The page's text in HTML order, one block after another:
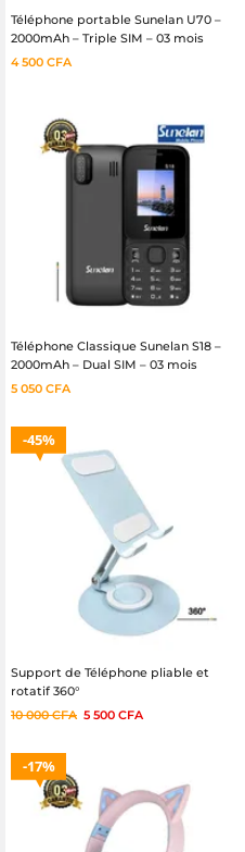
Téléphone portable Sunelan U70 –
2000mAh – Triple SIM – 03 mois
4 500 CFA
Téléphone Classique Sunelan S18 –
2000mAh – Dual SIM – 03 mois
5 050 CFA
45%
Support de Téléphone pliable et
rotatif 360°
10 000CFA 5 500 CFA
17%